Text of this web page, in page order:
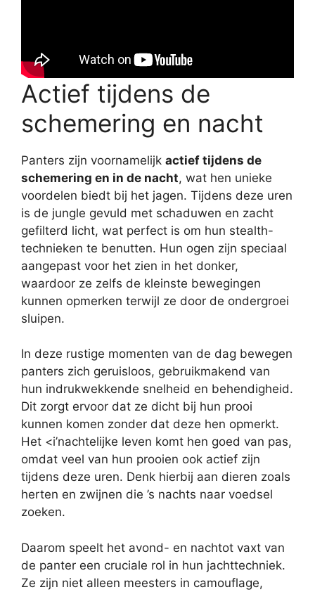
Actief tijdens de
schemering en nacht
Panters zijn voornamelijk actief tijdens de
schemering en in de nacht, wat hen unieke
voordelen biedt bij het jagen. Tijdens deze uren
is de jungle gevuld met schaduwen en zacht
gefilterd licht, wat perfect is om hun stealth-
technieken te benutten. Hun ogen zijn speciaal
aangepast voor het zien in het donker,
waardoor ze zelfs de kleinste bewegingen
kunnen opmerken terwijl ze door de ondergroei
sluipen.
In deze rustige momenten van de dag bewegen
panters zich geruisloos, gebruikmakend van
hun indrukwekkende snelheid en behendigheid.
Dit zorgt ervoor dat ze dicht bij hun prooi
kunnen komen zonder dat deze hen opmerkt.
Het <i’nachtelijke leven komt hen goed van pas,
omdat veel van hun prooien ook actief zijn
tijdens deze uren. Denk hierbij aan dieren zoals
herten en zwijnen die ’s nachts naar voedsel
zoeken.
Daarom speelt het avond- en nachtot vaxt van
de panter een cruciale rol in hun jachttechniek.
Ze zijn niet alleen meesters in camouflage,